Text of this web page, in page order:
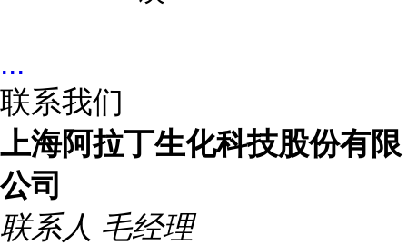
...
联系我们
上海阿拉丁生化科技股份有限
公司
联系人 毛经理